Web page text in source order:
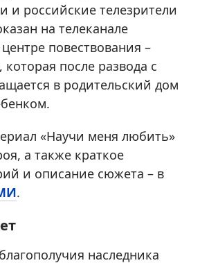
и российские телезрители
на телеканале
повествования –
после развода с
в родительский дом
«Научи меня любить»
а также краткое
и описание сюжета – в
.
наследника